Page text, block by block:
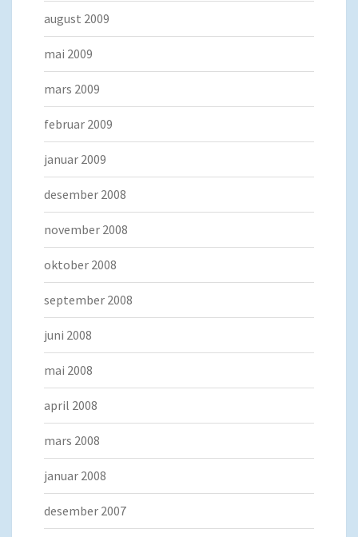
august 2009
mai 2009
mars 2009
februar 2009
januar 2009
desember 2008
november 2008
oktober 2008
september 2008
juni 2008
mai 2008
april 2008
mars 2008
januar 2008
desember 2007